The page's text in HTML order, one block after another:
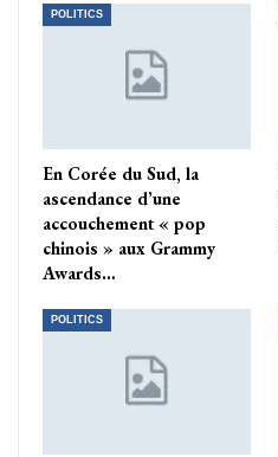
POLITICS
En Corée du Sud, la
ascendance d’une
accouchement « pop
chinois » aux Grammy
Awards…
POLITICS